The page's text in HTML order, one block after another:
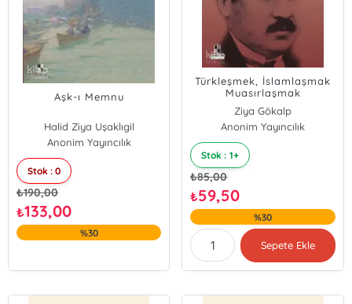
Aşk-ı Memnu
Halid Ziya Uşaklıgil
Anonim Yayıncılık
Stok : 0
₺190,00
₺133,00
%30
Türkleşmek, İslamlaşmak
Muasırlaşmak
Ziya Gökalp
Anonim Yayıncılık
Stok : 1+
₺85,00
₺59,50
%30
Sepete Ekle